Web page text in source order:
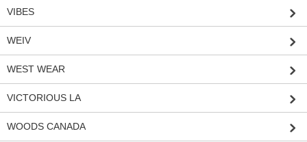
VIBES
WEIV
WEST WEAR
VICTORIOUS LA
WOODS CANADA